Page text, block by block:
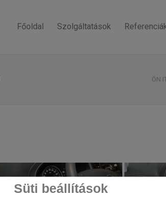
Süti beállítások
Főoldal Szolgáltatások
ÖN